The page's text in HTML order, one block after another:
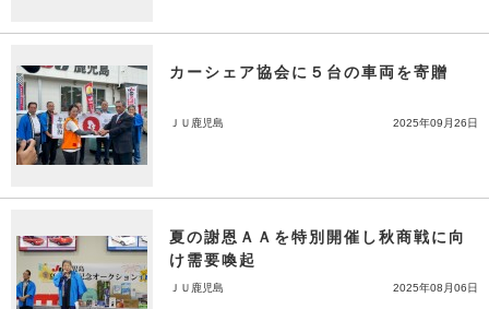
カーシェア協会に５台の車両を寄贈
ＪＵ鹿児島 2025年09月26日
夏の謝恩ＡＡを特別開催し秋商戦に向
け需要喚起
ＪＵ鹿児島 2025年08月06日